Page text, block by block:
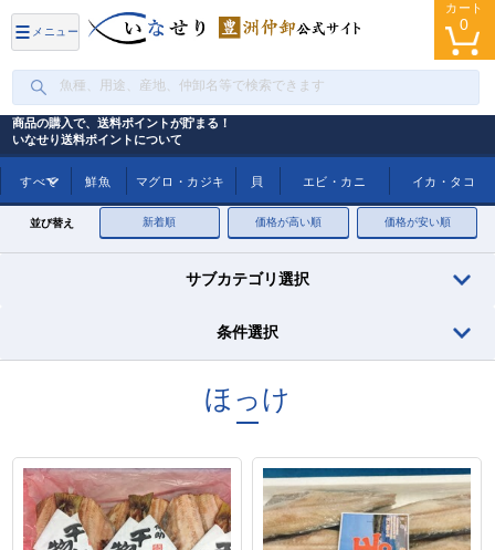
メニュー
カート
0
商品の購入で、送料ポイントが貯まる！
いなせり送料ポイントについて
すべて 鮮魚 マグロ・カジキ 貝 エビ・カニ イカ・タコ
トップ ほっけ
並び替え 新着順 価格が高い順 価格が安い順
サブカテゴリ選択
条件選択
ほっけ